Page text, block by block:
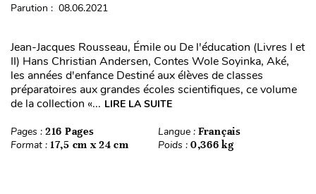
Parution : 08.06.2021
Jean-Jacques Rousseau, Émile ou De l'éducation (Livres I et
II) Hans Christian Andersen, Contes Wole Soyinka, Aké,
les années d'enfance Destiné aux élèves de classes
préparatoires aux grandes écoles scientifiques, ce volume
de la collection «... LIRE LA SUITE
Pages : 216 Pages Langue : Français
Format : 17,5 cm x 24 cm Poids : 0,366 kg